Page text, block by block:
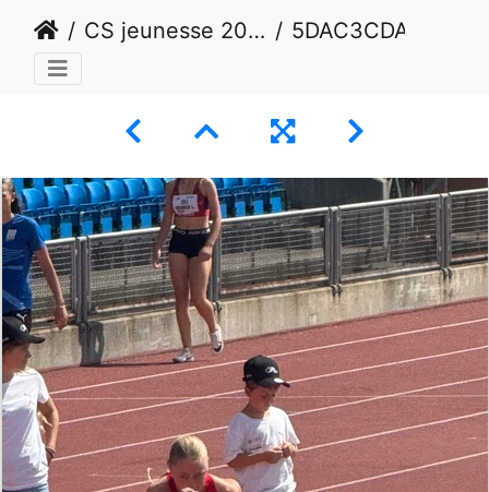
CS jeunesse 2024 - Lausanne 5DAC3CDA-D36A-4806-ABDF-E3AED038E60D 1 105 c